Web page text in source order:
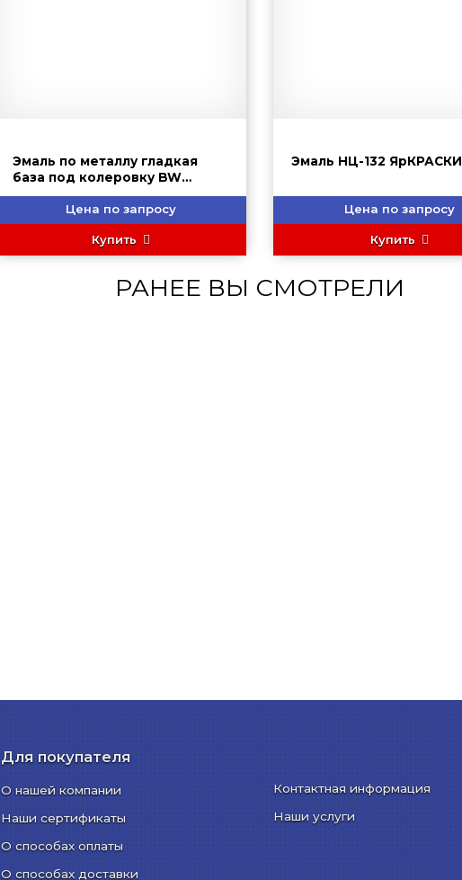
Эмаль по металлу гладкая
база под колеровку BW
HAMMERITE
Цена по запросу
Купить
Эмаль НЦ-132 ЯрКРАСКИ
Цена по запросу
Купить
РАНЕЕ ВЫ СМОТРЕЛИ
Для покупателя
О нашей компании
Наши сертификаты
О способах оплаты
О способах доставки
Контактная информация
Наши услуги